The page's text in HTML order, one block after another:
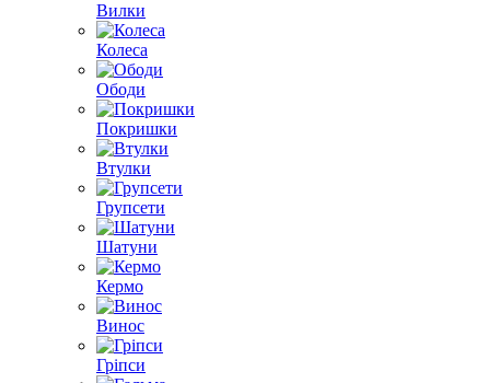
Вилки
Колеса
Ободи
Покришки
Втулки
Групсети
Шатуни
Кермо
Винос
Гріпси